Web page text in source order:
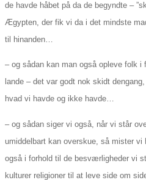
de havde håbet på da de begyndte –
Ægypten, der fik vi da i det mindste
til hinanden…
– og sådan kan man også opleve folk
lande – det var godt nok skidt
hvad vi havde og ikke havde…
– og sådan siger vi også, når vi står
umiddelbart kan overskue, så mister
også i forhold til de besværligheder vi
kulturer religioner til at leve side om